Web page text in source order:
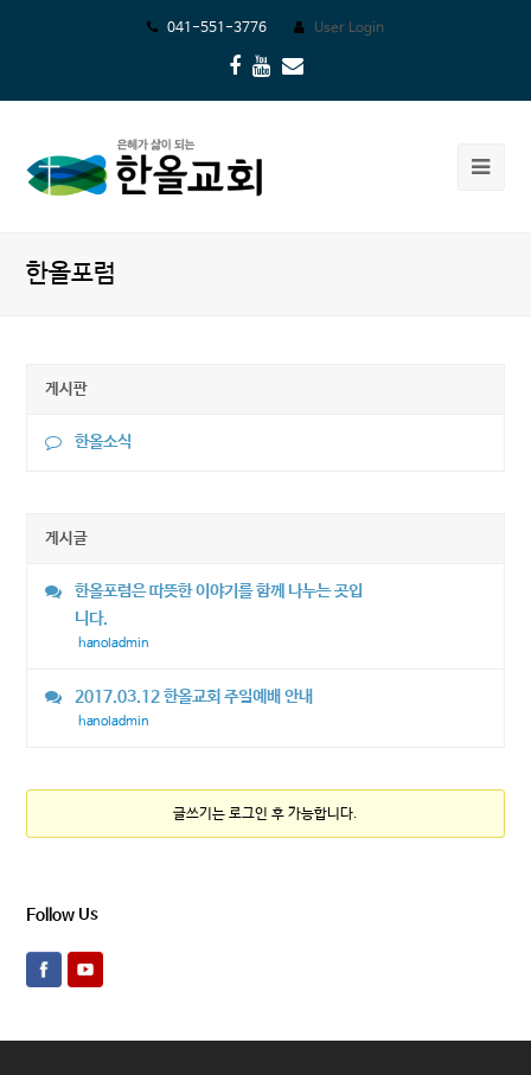
041-551-3776 User Login
Facebook
Youtube
Email
한올포럼
게시판
한올소식
게시글
한올포럼은 따뜻한 이야기를 함께 나누는 곳입
니다.
hanoladmin
2017.03.12 한올교회 주일예배 안내
hanoladmin
글쓰기는 로그인 후 가능합니다.
Follow Us